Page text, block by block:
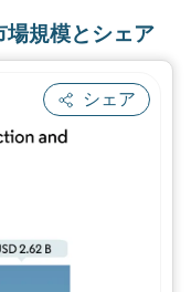
規模とシェア
シェア